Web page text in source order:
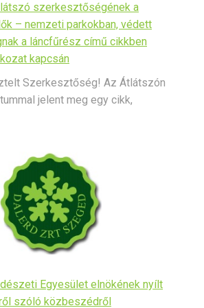
szerkesztőségének a
– nemzeti parkokban, védett
a láncfűrész című cikkben
kapcsán
Szerkesztőség! Az Átlátszón
jelent meg egy cikk,
Egyesület elnökének nyílt
szóló közbeszédről